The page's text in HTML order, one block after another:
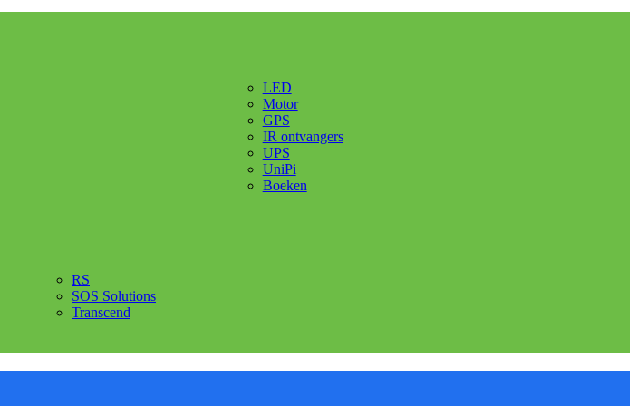
LED
Motor
GPS
IR ontvangers
UPS
UniPi
Boeken
RS
SOS Solutions
Transcend